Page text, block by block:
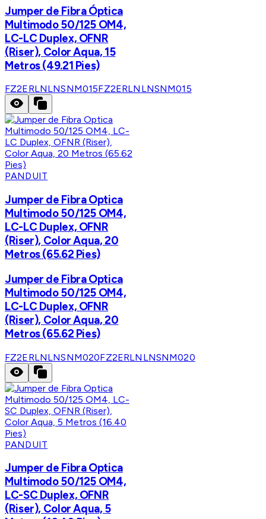
Jumper de Fibra Óptica
Multimodo 50/125 OM4,
LC-LC Duplex, OFNR
(Riser), Color Aqua, 15
Metros (49.21 Pies)
FZ2ERLNLNSNM015FZ2ERLNLNSNM015
PANDUIT
Jumper de Fibra Optica
Multimodo 50/125 OM4,
LC-LC Duplex, OFNR
(Riser), Color Aqua, 20
Metros (65.62 Pies)
Jumper de Fibra Optica
Multimodo 50/125 OM4,
LC-LC Duplex, OFNR
(Riser), Color Aqua, 20
Metros (65.62 Pies)
FZ2ERLNLNSNM020FZ2ERLNLNSNM020
PANDUIT
Jumper de Fibra Optica
Multimodo 50/125 OM4,
LC-SC Duplex, OFNR
(Riser), Color Aqua, 5